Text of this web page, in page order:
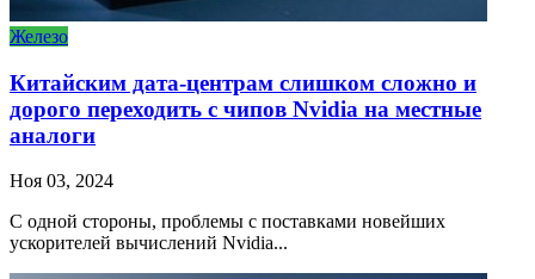
Железо
Китайским дата-центрам слишком сложно и
дорого переходить с чипов Nvidia на местные
аналоги
Ноя 03, 2024
С одной стороны, проблемы с поставками новейших
ускорителей вычислений Nvidia...